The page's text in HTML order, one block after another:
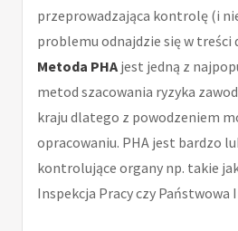
przeprowadzająca kontrolę (i
problemu odnajdzie się w treści
Metoda PHA jest jedną z
metod szacowania ryzyka
kraju dlatego z powodzeniem
opracowaniu. PHA jest bardzo
kontrolujące organy np. takie
Inspekcja Pracy czy Państwowa